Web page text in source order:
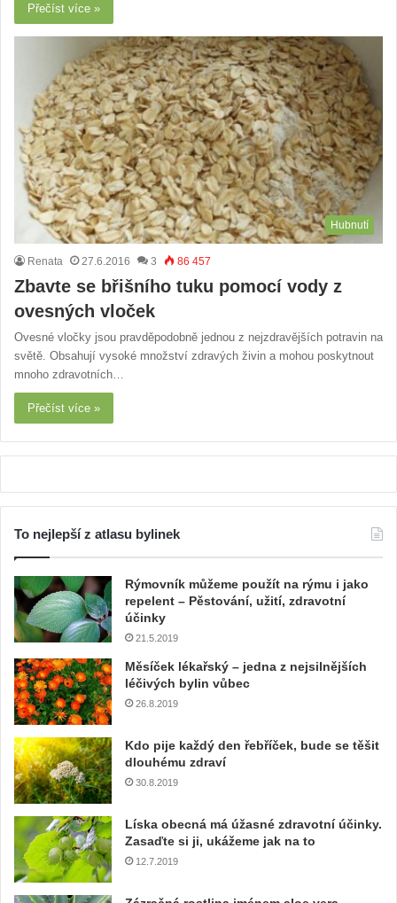
Přečíst více »
Hubnutí
Renata 27.6.2016 3 86 457
Zbavte se břišního tuku pomocí vody z
ovesných vloček
Ovesné vločky jsou pravděpodobně jednou z nejzdravějších potravin na
světě. Obsahují vysoké množství zdravých živin a mohou poskytnout
mnoho zdravotních…
Přečíst více »
To nejlepší z atlasu bylinek
Rýmovník můžeme použít na rýmu i jako
repelent – Pěstování, užití, zdravotní
účinky
21.5.2019
Měsíček lékařský – jedna z nejsilnějších
léčivých bylin vůbec
26.8.2019
Kdo pije každý den řebříček, bude se těšit
dlouhému zdraví
30.8.2019
Líska obecná má úžasné zdravotní účinky.
Zasaďte si ji, ukážeme jak na to
12.7.2019